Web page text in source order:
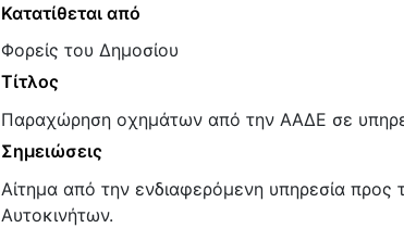
Κατατίθεται από
Φορείς του Δημοσίου
Τίτλος
Παραχώρηση οχημάτων από την ΑΑΔΕ σε
Σημειώσεις
Αίτημα από την ενδιαφερόμενη υπηρεσία προς
Αυτοκινήτων.